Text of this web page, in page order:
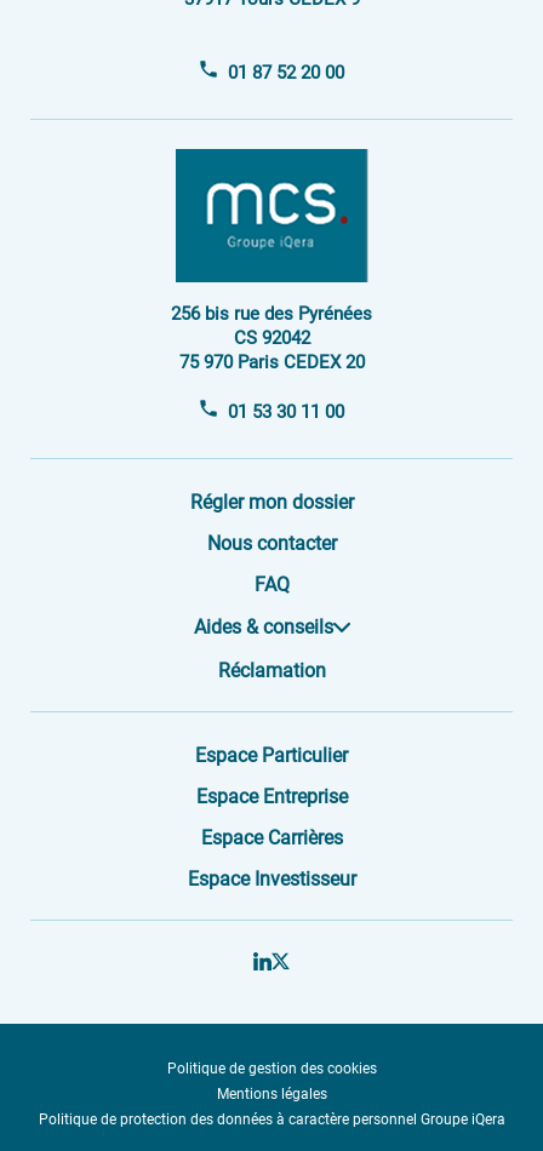
01 87 52 20 00
256 bis rue des Pyrénées
CS 92042
75 970 Paris CEDEX 20
01 53 30 11 00
Régler mon dossier
Nous contacter
FAQ
Aides & conseils
Réclamation
Espace Particulier
Espace Entreprise
Espace Carrières
Espace Investisseur
Politique de gestion des cookies
Mentions légales
Politique de protection des données à caractère personnel Groupe iQera